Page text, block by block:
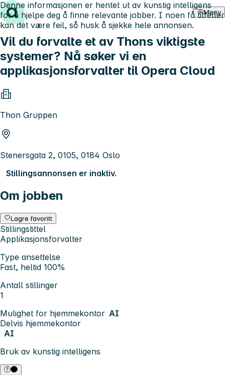
Hopp til innhold Meny
Vil du forvalte et av Thons viktigste
systemer? Nå søker vi en
applikasjonsforvalter til Opera Cloud
Thon Gruppen
Stenersgata 2, 0105, 0184 Oslo
Stillingsannonsen er inaktiv.
Om jobben
Lagre favoritt
Stillingstittel
Applikasjonsforvalter
Type ansettelse
Fast, heltid 100%
Antall stillinger
1
Mulighet for hjemmekontor AI
Delvis hjemmekontor
AI
Bruk av kunstig intelligens
Denne informasjonen er hentet ut av kunstig intelligens
for å hjelpe deg å finne relevante jobber. I noen få tilfeller
kan det være feil, så husk å sjekke hele annonsen.